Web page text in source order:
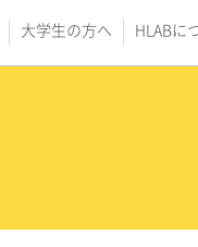
大学生の方へ HLABに